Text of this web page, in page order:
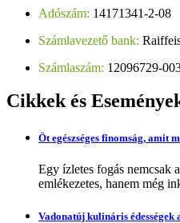
Adószám: 14171341-2-08
Számlavezető bank:
Számlaszám: 12096729-
Cikkekés
Öt egészséges finomság, amit
Egy ízletes fogás nemcsak
emlékezetes, hanem még
Vadonatúj kulináris édességek